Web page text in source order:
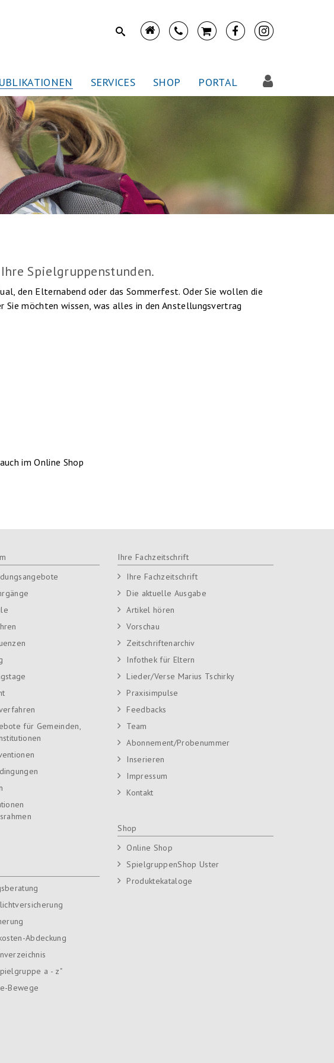
SERVICES SHOP PORTAL
Spielgruppenstunden.
den Elternabend oder das Sommerfest. Oder Sie wollen die
Sie möchten wissen, was alles in den Anstellungsvertrag
im Online Shop
für Gemeinden,
Abdeckung
a - z"
Bewege
Ihre Fachzeitschrift
Ihre Fachzeitschrift
Die aktuelle Ausgabe
Artikel hören
Vorschau
Zeitschriftenarchiv
Infothek für Eltern
Lieder/Verse Marius Tschirky
Praxisimpulse
Feedbacks
Team
Abonnement/Probenummer
Inserieren
Impressum
Kontakt
Shop
Online Shop
SpielgruppenShop Uster
Produktekataloge